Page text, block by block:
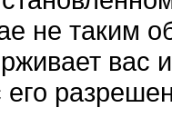
не таким
вас
его